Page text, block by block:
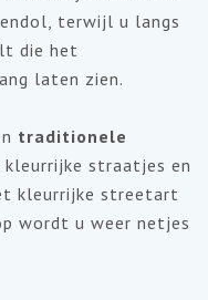
terwijl u langs
die het
laten zien.
traditionele
straatjes en
kleurrijke streetart
wordt u weer netjes